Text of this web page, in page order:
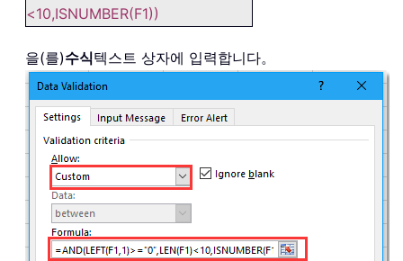
<10,ISNUMBER(F1))
을(를)수식텍스트 상자에 입력합니다。